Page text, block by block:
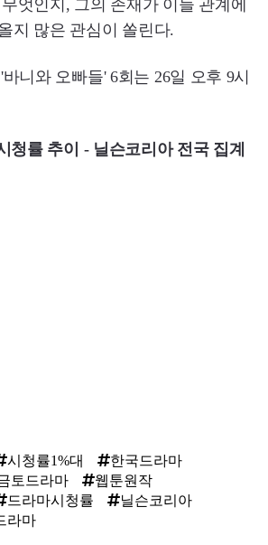
엇인지, 그의 존재가 이들 관계에
지 많은 관심이 쏠린다.
니와 오빠들' 6회는 26일 오후 9시
청률 추이 - 닐슨코리아 전국 집계
시청률1%대
한국드라마
토드라마
웹툰원작
드라마시청률
닐슨코리아
라마